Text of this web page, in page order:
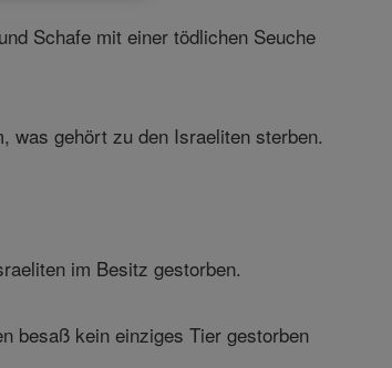
Schafe mit einer tödlichen Seuche
was gehört zu den Israeliten sterben.
im Besitz gestorben.
besaß kein einziges Tier gestorben